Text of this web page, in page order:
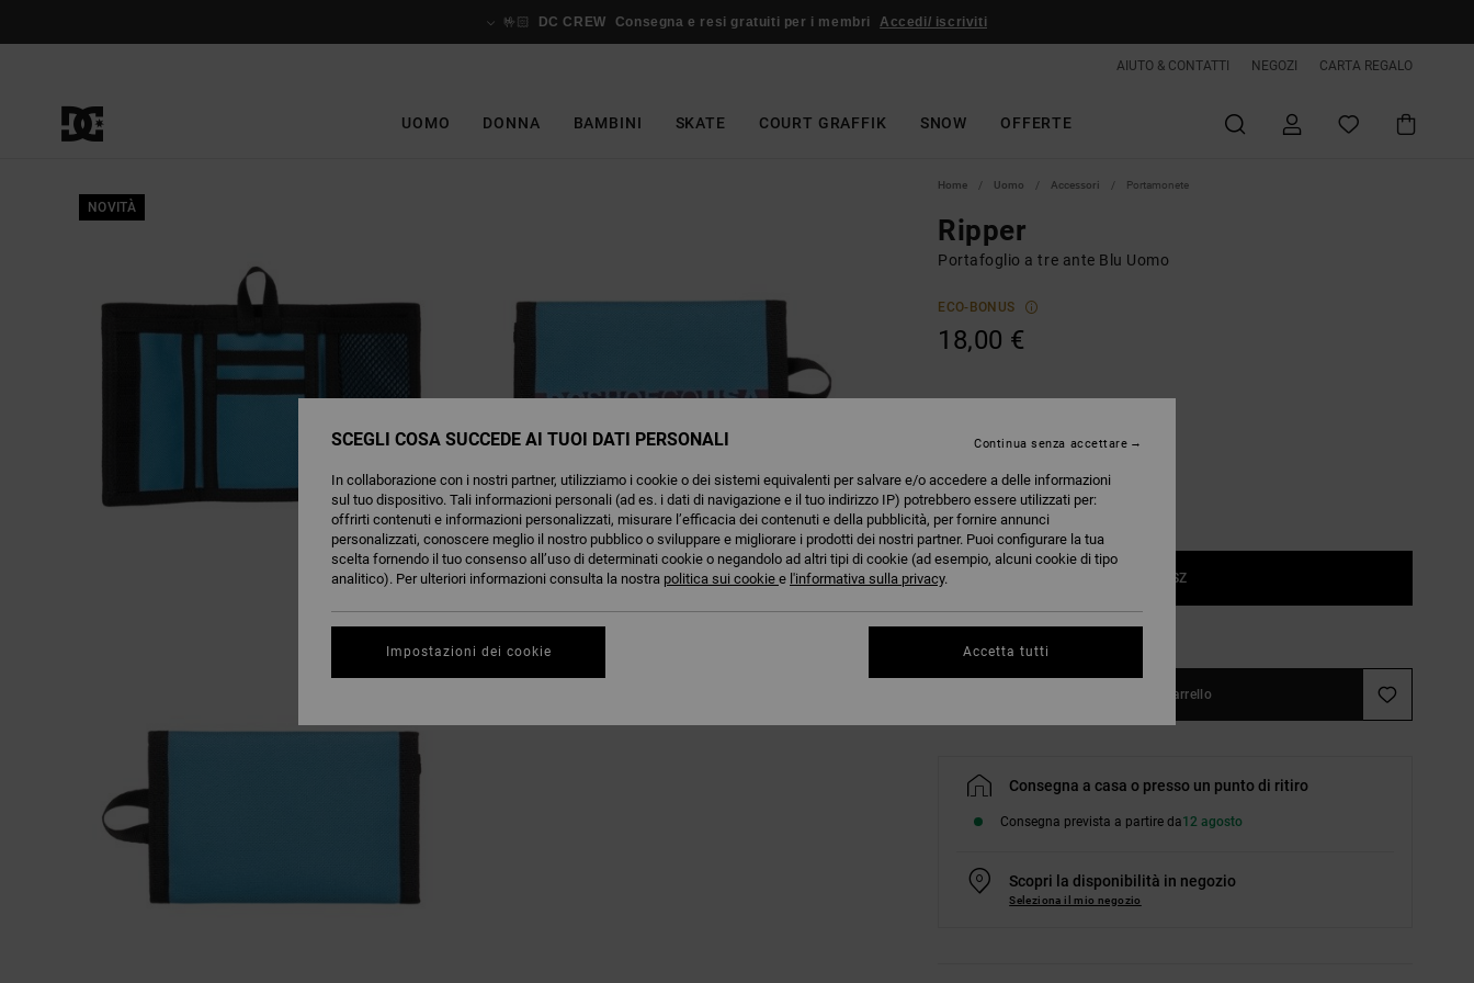
🤟🏻 DC CREW Consegna e resi gratuiti per i membri Accedi/ iscriviti
AIUTO & CONTATTI NEGOZI CARTA REGALO
UOMO DONNA BAMBINI SKATE COURT GRAFFIK SNOW OFFERTE
NOVITÀ
Home Uomo Accessori Portamonete
Ripper
Portafoglio a tre ante Blu Uomo
ECO-BONUS
18,00 €
1SZ
Consulta la guida alle taglie
Aggiungi al carrello
Consegna a casa o presso un punto di ritiro
Consegna prevista a partire da12 agosto
Scopri la disponibilità in negozio
Seleziona il mio negozio
SCEGLI COSA SUCCEDE AI TUOI DATI PERSONALI
In collaborazione con i nostri partner, utilizziamo i cookie o dei sistemi equivalenti per salvare e/o accedere a delle informazioni
sul tuo dispositivo. Tali informazioni personali (ad es. i dati di navigazione e il tuo indirizzo IP) potrebbero essere utilizzati per:
offrirti contenuti e informazioni personalizzati, misurare l’efficacia dei contenuti e della pubblicità, per fornire annunci
personalizzati, conoscere meglio il nostro pubblico o sviluppare e migliorare i prodotti dei nostri partner. Puoi configurare la tua
scelta fornendo il tuo consenso all’uso di determinati cookie o negandolo ad altri tipi di cookie (ad esempio, alcuni cookie di tipo
analitico). Per ulteriori informazioni consulta la nostra politica sui cookie e l'informativa sulla privacy.
Impostazioni dei cookie
Continua senza accettare
Accetta tutti